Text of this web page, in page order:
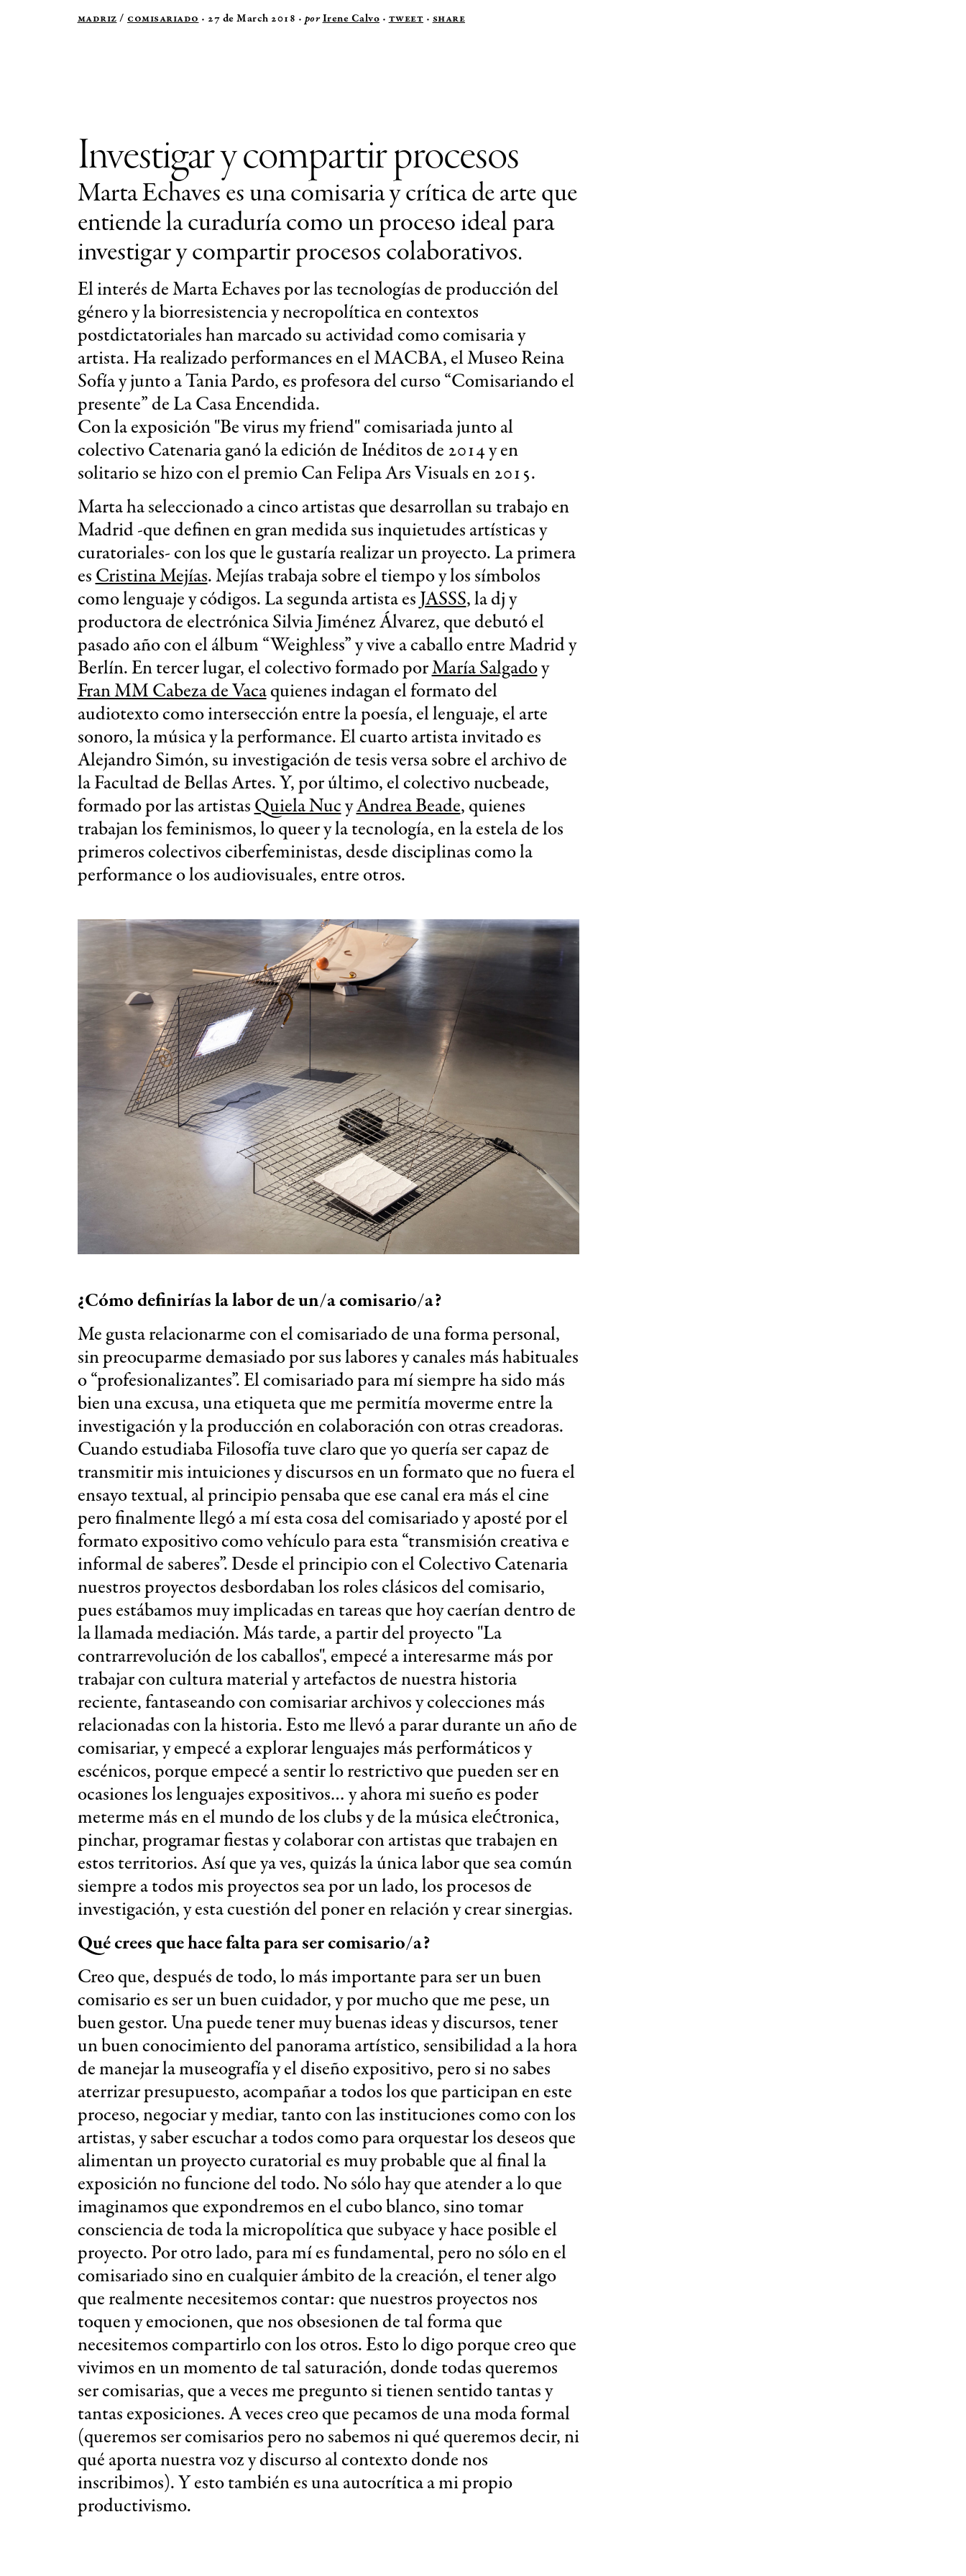
Madriz/ Comisariado 27 de March 2018 porIrene Calvo Tweet ·Share
Investigar y compartir procesos
Marta Echaves es una comisaria y crítica de arte que
entiende la curaduría como un proceso ideal para
investigar y compartir procesos colaborativos.
El interés de Marta Echaves por las tecnologías de producción del
género y la biorresistencia y necropolítica en contextos
postdictatoriales han marcado su actividad como comisaria y
artista. Ha realizado performances en el MACBA, el Museo Reina
Sofía y junto a Tania Pardo, es profesora del curso “Comisariando el
presente” de La Casa Encendida.
Con la exposición "Be virus my friend" comisariada junto al
colectivo Catenaria ganó la edición de Inéditos de 2014 y en
solitario se hizo con el premio Can Felipa Ars Visuals en 2015.
Marta ha seleccionado a cinco artistas que desarrollan su trabajo en
Madrid -que definen en gran medida sus inquietudes artísticas y
curatoriales- con los que le gustaría realizar un proyecto. La primera
esCristina Mejías. Mejías trabaja sobre el tiempo y los símbolos
como lenguaje y códigos. La segunda artista esJASSS, la dj y
productora de electrónica Silvia Jiménez Álvarez, que debutó el
pasado año con el álbum “Weighless” y vive a caballo entre Madrid y
Berlín. En tercer lugar, el colectivo formado porMaría Salgadoy
Fran MM Cabeza de Vacaquienes indagan el formato del
audiotexto como intersección entre la poesía, el lenguaje, el arte
sonoro, la música y la performance. El cuarto artista invitado es
Alejandro Simón, su investigación de tesis versa sobre el archivo de
la Facultad de Bellas Artes. Y, por último, el colectivo nucbeade,
formado por las artistasQuiela NucyAndrea Beade, quienes
trabajan los feminismos, lo queer y la tecnología, en la estela de los
primeros colectivos ciberfeministas, desde disciplinas como la
performance o los audiovisuales, entre otros.
¿Cómo definirías la labor de un/a comisario/a?
Me gusta relacionarme con el comisariado de una forma personal,
sin preocuparme demasiado por sus labores y canales más habituales
o “profesionalizantes”. El comisariado para mí siempre ha sido más
bien una excusa, una etiqueta que me permitía moverme entre la
investigación y la producción en colaboración con otras creadoras.
Cuando estudiaba Filosofía tuve claro que yo quería ser capaz de
transmitir mis intuiciones y discursos en un formato que no fuera el
ensayo textual, al principio pensaba que ese canal era más el cine
pero finalmente llegó a mí esta cosa del comisariado y aposté por el
formato expositivo como vehículo para esta “transmisión creativa e
informal de saberes”. Desde el principio con el Colectivo Catenaria
nuestros proyectos desbordaban los roles clásicos del comisario,
pues estábamos muy implicadas en tareas que hoy caerían dentro de
la llamada mediación. Más tarde, a partir del proyecto "La
contrarrevolución de los caballos", empecé a interesarme más por
trabajar con cultura material y artefactos de nuestra historia
reciente, fantaseando con comisariar archivos y colecciones más
relacionadas con la historia. Esto me llevó a parar durante un año de
comisariar, y empecé a explorar lenguajes más performáticos y
escénicos, porque empecé a sentir lo restrictivo que pueden ser en
ocasiones los lenguajes expositivos… y ahora mi sueño es poder
meterme más en el mundo de los clubs y de la música elećtronica,
pinchar, programar fiestas y colaborar con artistas que trabajen en
estos territorios. Así que ya ves, quizás la única labor que sea común
siempre a todos mis proyectos sea por un lado, los procesos de
investigación, y esta cuestión del poner en relación y crear sinergias.
Qué crees que hace falta para ser comisario/a?
Creo que, después de todo, lo más importante para ser un buen
comisario es ser un buen cuidador, y por mucho que me pese, un
buen gestor. Una puede tener muy buenas ideas y discursos, tener
un buen conocimiento del panorama artístico, sensibilidad a la hora
de manejar la museografía y el diseño expositivo, pero si no sabes
aterrizar presupuesto, acompañar a todos los que participan en este
proceso, negociar y mediar, tanto con las instituciones como con los
artistas, y saber escuchar a todos como para orquestar los deseos que
alimentan un proyecto curatorial es muy probable que al final la
exposición no funcione del todo. No sólo hay que atender a lo que
imaginamos que expondremos en el cubo blanco, sino tomar
consciencia de toda la micropolítica que subyace y hace posible el
proyecto. Por otro lado, para mí es fundamental, pero no sólo en el
comisariado sino en cualquier ámbito de la creación, el tener algo
que realmente necesitemos contar: que nuestros proyectos nos
toquen y emocionen, que nos obsesionen de tal forma que
necesitemos compartirlo con los otros. Esto lo digo porque creo que
vivimos en un momento de tal saturación, donde todas queremos
ser comisarias, que a veces me pregunto si tienen sentido tantas y
tantas exposiciones. A veces creo que pecamos de una moda formal
(queremos ser comisarios pero no sabemos ni qué queremos decir, ni
qué aporta nuestra voz y discurso al contexto donde nos
inscribimos). Y esto también es una autocrítica a mi propio
productivismo.